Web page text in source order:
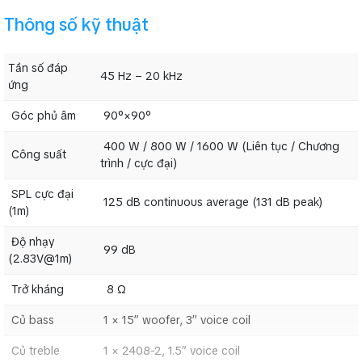
(1m)
125 dB continuous average (131 dB peak)
(2.83V@1m)
Trở kháng
Củ bass
1 × 15” woofer, 3” voice coil
1 × 2408-2, 1.5” voice coil
13 lỗ cắm M10 để bắt loa(3 ở trên , 3 ở dưới, 2
Sơn phủ
Black DuraFlexTM finish
Vỏ thùng
Cổng kết nối
Kích thước
680 mm × 414,4 mm × 445 mm (26.8 in × 16.3
Trọng lượng
23.15 kg (51 lbs)
Thông số kỹ thuật
Tần số đáp
ứng
45 Hz – 20 kHz
Góc phủ âm 90°×90°
Công suất
400 W / 800 W / 1600 W (Liên tục / Chương
trình / cực đại)
SPL cực đại
(1m)
125 dB continuous average (131 dB peak)
Độ nhạy
(2.83V@1m)
99 dB
Trở kháng 8 Ω
Củ bass 1 × 15” woofer, 3” voice coil
Củ treble 1 × 2408-2, 1.5” voice coil